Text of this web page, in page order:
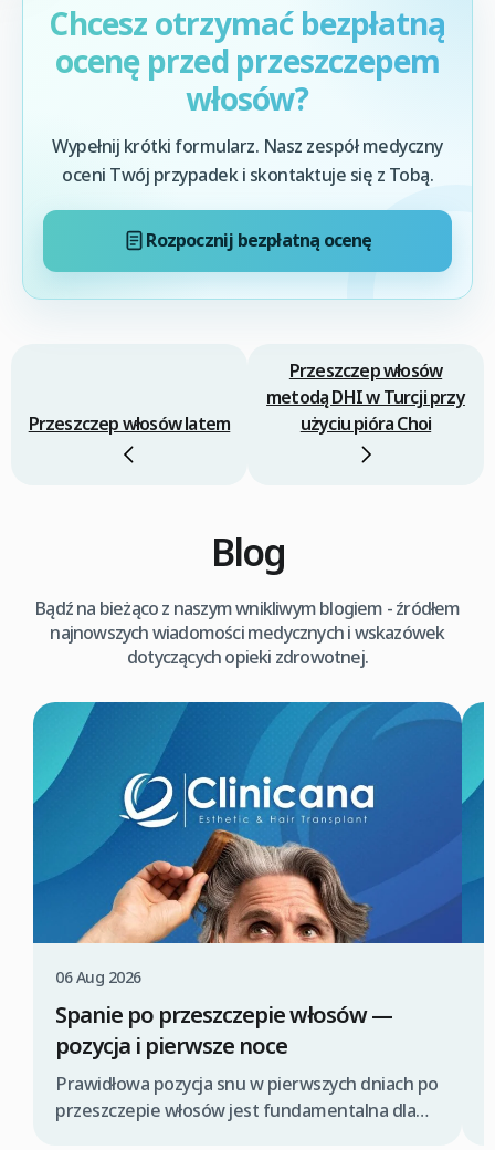
Chcesz otrzymać bezpłatną
ocenę przed przeszczepem
włosów?
Wypełnij krótki formularz. Nasz zespół medyczny
oceni Twój przypadek i skontaktuje się z Tobą.
Rozpocznij bezpłatną ocenę
Przeszczep włosów latem
Przeszczep włosów
metodą DHI w Turcji przy
użyciu pióra Choi
Blog
Bądź na bieżąco z naszym wnikliwym blogiem - źródłem
najnowszych wiadomości medycznych i wskazówek
dotyczących opieki zdrowotnej.
06 Aug 2026
Spanie po przeszczepie włosów —
pozycja i pierwsze noce
Prawidłowa pozycja snu w pierwszych dniach po
przeszczepie włosów jest fundamentalna dla